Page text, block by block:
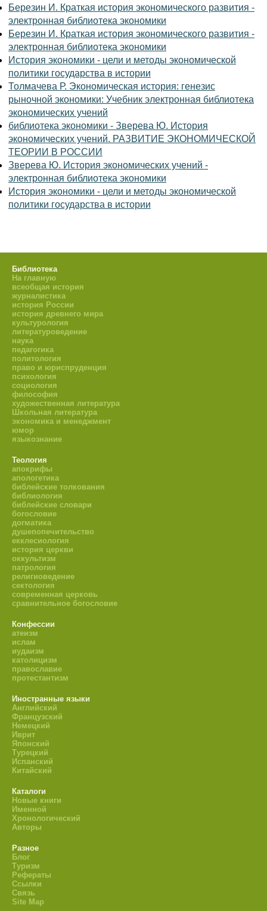
Березин И. Краткая история экономического развития -
электронная библиотека экономики
Березин И. Краткая история экономического развития -
электронная библиотека экономики
История экономики - цели и методы экономической
политики государства в истории
Толмачева Р. Экономическая история: генезис
рыночной экономики: Учебник электронная библиотека
экономических учений
библиотека экономики - Зверева Ю. История
экономических учений. РАЗВИТИЕ ЭКОНОМИЧЕСКОЙ
ТЕОРИИ В РОССИИ
Зверева Ю. История экономических учений -
электронная библиотека экономики
История экономики - цели и методы экономической
политики государства в истории
Библиотека
На главную
всеобщая история
журналистика
история России
история древнего мира
культурология
литературоведение
наука
педагогика
политология
право и юриспруденция
психология
социология
философия
художественная литература
Школьная литература
экономика и менеджмент
юмор
языкознание
Теология
апокрифы
апологетика
библейские толкования
библиология
библейские словари
богословие
догматика
душепопечительство
екклесиология
история церкви
оккультизм
патрология
религиоведение
сектология
современная церковь
сравнительное богословие
Конфессии
атеизм
ислам
иудаизм
католицизм
православие
протестантизм
Иностранные языки
Английский
Французский
Немецкий
Иврит
Японский
Турецкий
Испанский
Китайский
Каталоги
Новые книги
Именной
Хронологический
Авторы
Разное
Блог
Туризм
Рефераты
Ссылки
Связь
Site Map